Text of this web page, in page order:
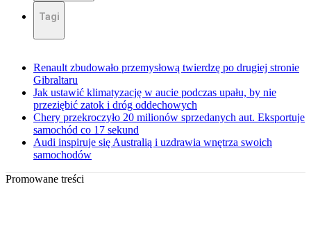
Tagi
Renault zbudowało przemysłową twierdzę po drugiej stronie
Gibraltaru
Jak ustawić klimatyzację w aucie podczas upału, by nie
przeziębić zatok i dróg oddechowych
Chery przekroczyło 20 milionów sprzedanych aut. Eksportuje
samochód co 17 sekund
Audi inspiruje się Australią i uzdrawia wnętrza swoich
samochodów
Promowane treści